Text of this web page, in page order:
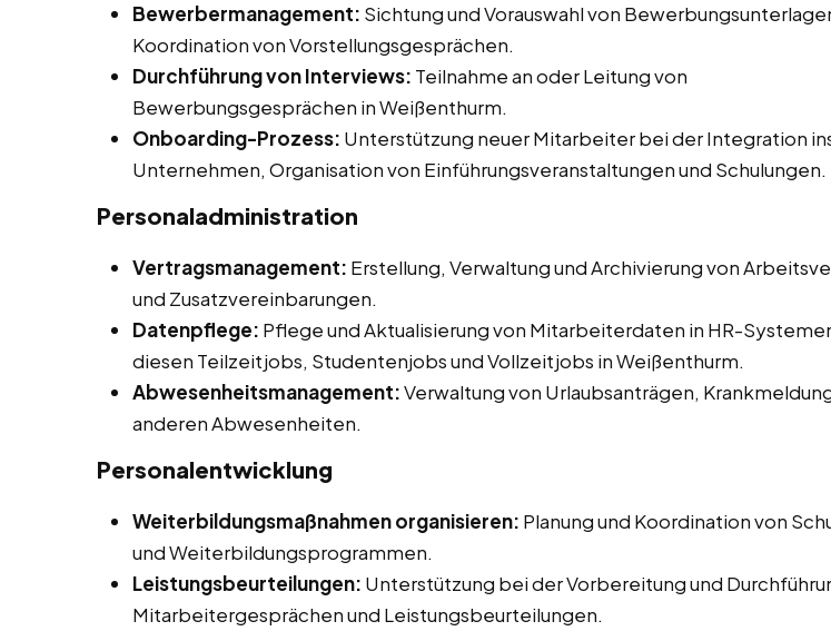
Bewerbermanagement: Sichtung und Vorauswahl von
Koordination von Vorstellungsgesprächen.
Durchführung von Interviews: Teilnahme an oder Leitung von
Bewerbungsgesprächen in Weißenthurm.
Onboarding-Prozess: Unterstützung neuer Mitarbeiter bei der Integration
Unternehmen, Organisation von Einführungsveranstaltungen und Schulungen.
Personaladministration
Vertragsmanagement: Erstellung, Verwaltung und Archivierung von
und Zusatzvereinbarungen.
Datenpflege: Pflege und Aktualisierung von Mitarbeiterdaten in HR-
diesen Teilzeitjobs, Studentenjobs und Vollzeitjobs in Weißenthurm.
Abwesenheitsmanagement:Verwaltung von Urlaubsanträgen,
anderen Abwesenheiten.
Personalentwicklung
Weiterbildungsmaßnahmen organisieren: Planung und Koordination von
und Weiterbildungsprogrammen.
Leistungsbeurteilungen: Unterstützung bei der Vorbereitung und
Mitarbeitergesprächen und Leistungsbeurteilungen.